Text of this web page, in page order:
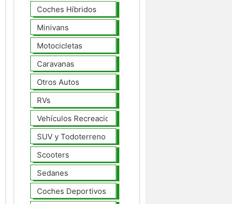
Coches Híbridos
Minivans
Motocicletas
Caravanas
Otros Autos
RVs
Vehículos Recreacionales
SUV y Todoterreno
Scooters
Sedanes
Coches Deportivos